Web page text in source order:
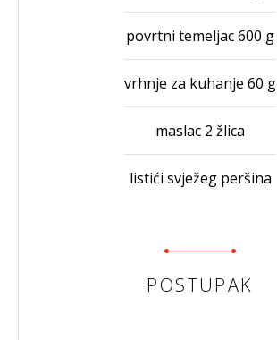
povrtni temeljac 600 g
vrhnje za kuhanje 60 g
maslac 2 žlica
listići svježeg peršina
POSTUPAK